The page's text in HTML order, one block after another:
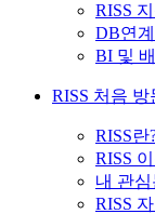
RISS
DB연
BI 및
RISS 처음 방
RISS란
RISS
내 관
RISS